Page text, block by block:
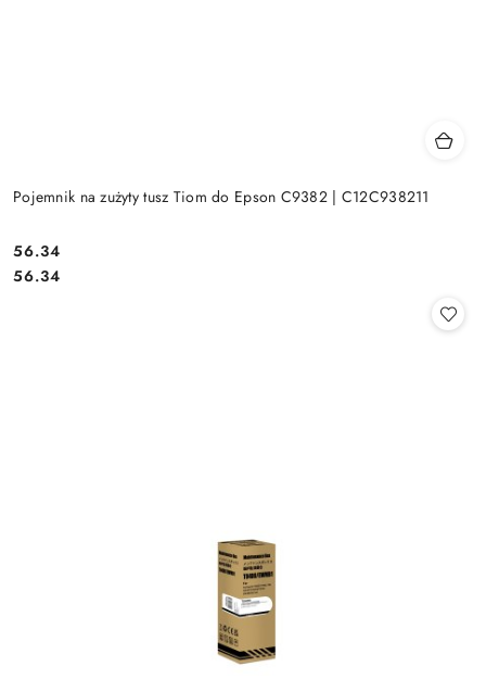
Pojemnik na zużyty tusz Tiom do Epson C9382 | C12C938211
Cena:
56.34
Cena:
56.34